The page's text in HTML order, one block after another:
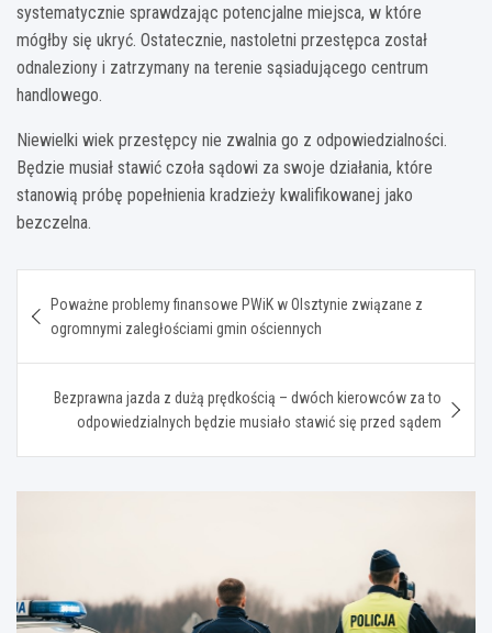
systematycznie sprawdzając potencjalne miejsca, w które
mógłby się ukryć. Ostatecznie, nastoletni przestępca został
odnaleziony i zatrzymany na terenie sąsiadującego centrum
handlowego.
Niewielki wiek przestępcy nie zwalnia go z odpowiedzialności.
Będzie musiał stawić czoła sądowi za swoje działania, które
stanowią próbę popełnienia kradzieży kwalifikowanej jako
bezczelna.
wpisu
Poważne problemy finansowe PWiK w Olsztynie związane z
ogromnymi zaległościami gmin ościennych
Bezprawna jazda z dużą prędkością – dwóch kierowców za to
odpowiedzialnych będzie musiało stawić się przed sądem